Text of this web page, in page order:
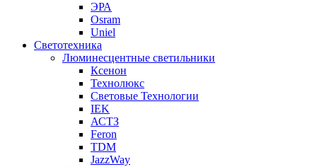
ЭРА
Osram
Uniel
Светотехника
Люминесцентные светильники
Ксенон
Технолюкс
Световые Технологии
IEK
АСТЗ
Feron
TDM
JazzWay